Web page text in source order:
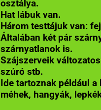
osztálya.
Hat lábuk van.
Három testtájuk van:
Általában két pár
szárnyatlanok is.
Szájszerveik
szúró stb.
Ide tartoznak például
méhek, hangyák,